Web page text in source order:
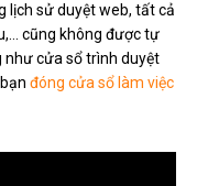
lịch sử duyệt web, tất cả
cũng không được tự
như cửa sổ trình duyệt
bạnđóng cửa sổ làm việc